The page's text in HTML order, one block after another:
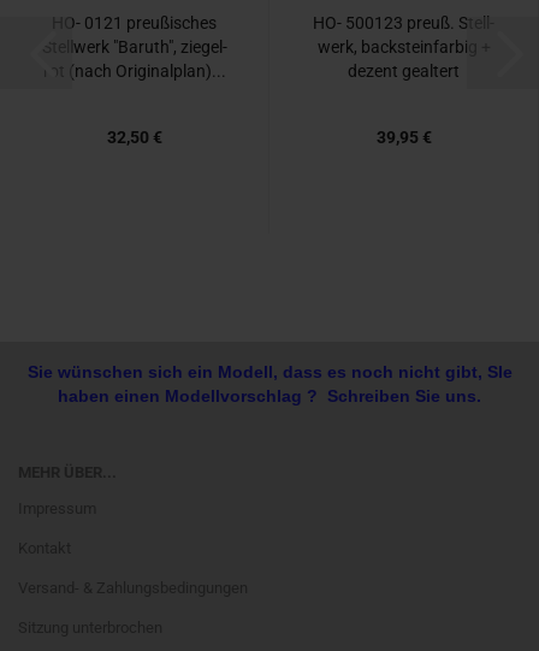
HO- 0121 preu­ßi­sches
Stell­werk "Ba­ruth", zie­gel­
rot (nach Ori­gi­nal­plan)...
32,50 €
HO- 500123 preuß. Stell­
werk, back­stein­far­big +
de­zent ge­al­tert
39,95 €
Sie wünschen sich ein Modell, dass es noch nicht gibt, SIe
haben einen Modellvorschlag ? Schreiben Sie uns.